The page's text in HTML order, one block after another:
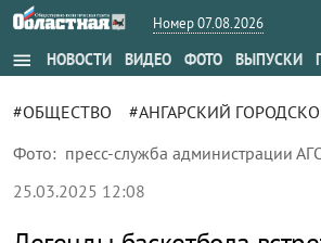
Номер 07.08.2026
menu НОВОСТИ ВИДЕО ФОТО ВЫПУСКИ
#ОБЩЕСТВО #АНГАРСКИЙ
Фото: пресс-служба администрации
25.03.2025 12:08